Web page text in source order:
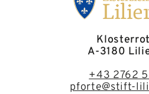
A-3180
+43 2762
pforte@stift-